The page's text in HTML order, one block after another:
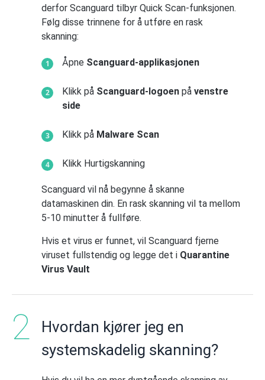
derfor Scanguard tilbyr Quick Scan-funksjonen.
Følg disse trinnene for å utføre en rask
skanning:
Åpne Scanguard-applikasjonen
Klikk på Scanguard-logoen på venstre
side
Klikk på Malware Scan
Klikk Hurtigskanning
Scanguard vil nå begynne å skanne
datamaskinen din. En rask skanning vil ta mellom
5-10 minutter å fullføre.
Hvis et virus er funnet, vil Scanguard fjerne
viruset fullstendig og legge det i Quarantine
Virus Vault
Hvordan kjører jeg en
systemskadelig skanning?